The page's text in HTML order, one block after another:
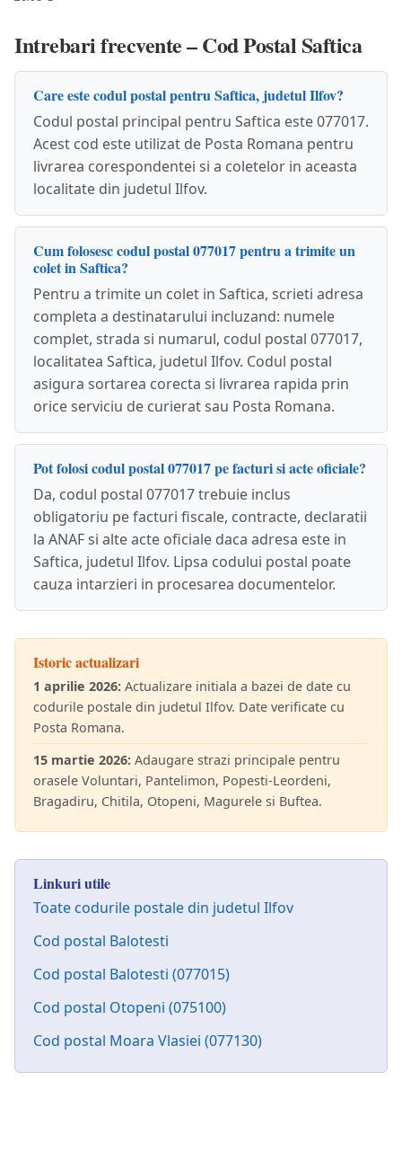
Intrebari frecvente – Cod Postal Saftica
Care este codul postal pentru Saftica, judetul Ilfov?
Codul postal principal pentru Saftica este 077017.
Acest cod este utilizat de Posta Romana pentru
livrarea corespondentei si a coletelor in aceasta
localitate din judetul Ilfov.
Cum folosesc codul postal 077017 pentru a trimite un
colet in Saftica?
Pentru a trimite un colet in Saftica, scrieti adresa
completa a destinatarului incluzand: numele
complet, strada si numarul, codul postal 077017,
localitatea Saftica, judetul Ilfov. Codul postal
asigura sortarea corecta si livrarea rapida prin
orice serviciu de curierat sau Posta Romana.
Pot folosi codul postal 077017 pe facturi si acte oficiale?
Da, codul postal 077017 trebuie inclus
obligatoriu pe facturi fiscale, contracte, declaratii
la ANAF si alte acte oficiale daca adresa este in
Saftica, judetul Ilfov. Lipsa codului postal poate
cauza intarzieri in procesarea documentelor.
Istoric actualizari
1 aprilie 2026: Actualizare initiala a bazei de date cu
codurile postale din judetul Ilfov. Date verificate cu
Posta Romana.
15 martie 2026: Adaugare strazi principale pentru
orasele Voluntari, Pantelimon, Popesti-Leordeni,
Bragadiru, Chitila, Otopeni, Magurele si Buftea.
Linkuri utile
Toate codurile postale din judetul Ilfov
Cod postal Balotesti
Cod postal Balotesti (077015)
Cod postal Otopeni (075100)
Cod postal Moara Vlasiei (077130)